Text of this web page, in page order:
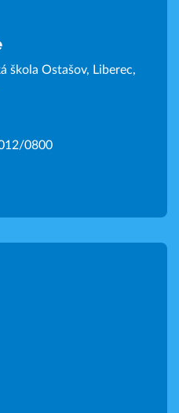
škola Ostašov, Liberec,
0800